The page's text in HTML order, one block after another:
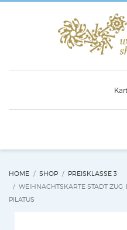
HOME SHOP
PREISKLASSE 3
WEIHNACHTSKARTE STADT
PILATUS